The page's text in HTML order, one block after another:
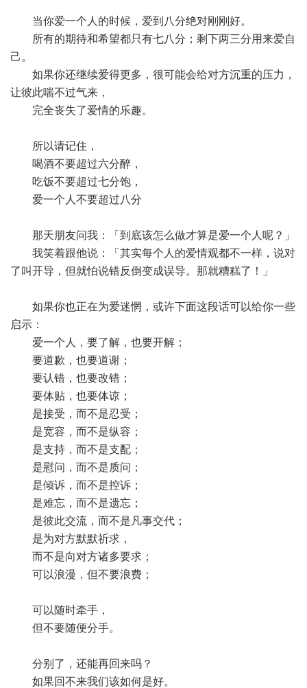
当你爱一个人的时候，爱到八分绝对刚刚好。
所有的期待和希望都只有七八分；剩下两三分用来爱自
己。
如果你还继续爱得更多，很可能会给对方沉重的压力，
让彼此喘不过气来，
完全丧失了爱情的乐趣。
所以请记住，
喝酒不要超过六分醉，
吃饭不要超过七分饱，
爱一个人不要超过八分
那天朋友问我：「到底该怎么做才算是爱一个人呢？」
我笑着跟他说：「其实每个人的爱情观都不一样，说对
了叫开导，但就怕说错反倒变成误导。那就糟糕了！」
如果你也正在为爱迷惘，或许下面这段话可以给你一些
启示：
爱一个人，要了解，也要开解；
要道歉，也要道谢；
要认错，也要改错；
要体贴，也要体谅；
是接受，而不是忍受；
是宽容，而不是纵容；
是支持，而不是支配；
是慰问，而不是质问；
是倾诉，而不是控诉；
是难忘，而不是遗忘；
是彼此交流，而不是凡事交代；
是为对方默默祈求，
而不是向对方诸多要求；
可以浪漫，但不要浪费；
可以随时牵手，
但不要随便分手。
分别了，还能再回来吗？
如果回不来我们该如何是好。